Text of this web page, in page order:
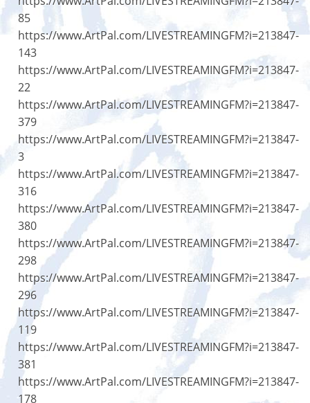
85
https://www.ArtPal.com/LIVESTREAMINGFM?i=213847-
143
https://www.ArtPal.com/LIVESTREAMINGFM?i=213847-
22
https://www.ArtPal.com/LIVESTREAMINGFM?i=213847-
379
https://www.ArtPal.com/LIVESTREAMINGFM?i=213847-
3
https://www.ArtPal.com/LIVESTREAMINGFM?i=213847-
316
https://www.ArtPal.com/LIVESTREAMINGFM?i=213847-
380
https://www.ArtPal.com/LIVESTREAMINGFM?i=213847-
298
https://www.ArtPal.com/LIVESTREAMINGFM?i=213847-
296
https://www.ArtPal.com/LIVESTREAMINGFM?i=213847-
119
https://www.ArtPal.com/LIVESTREAMINGFM?i=213847-
381
https://www.ArtPal.com/LIVESTREAMINGFM?i=213847-
178